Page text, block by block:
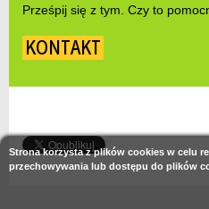
Prześpij się z tym. Czy to
KONTAKT
Strona korzysta z plików cookies w celu
przechowywania lub dostępu do plików